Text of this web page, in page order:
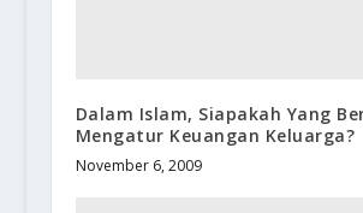
Dalam Islam, Siapakah Yang
Mengatur Keuangan Keluarga?
November 6, 2009